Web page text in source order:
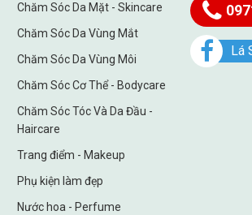
Chăm Sóc Da Mặt - Skincare
Chăm Sóc Da Vùng Mắt
Chăm Sóc Da Vùng Môi
Chăm Sóc Cơ Thể - Bodycare
Chăm Sóc Tóc Và Da Đầu -
Haircare
Trang điểm - Makeup
Phụ kiện làm đẹp
Nước hoa - Perfume
Lá